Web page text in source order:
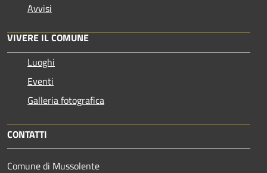
Avvisi
VIVERE IL COMUNE
Luoghi
Eventi
Galleria fotografica
CONTATTI
Comune di Mussolente